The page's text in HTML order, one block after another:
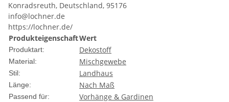
Konradsreuth, Deutschland, 95176
info@lochner.de
https://lochner.de/
ProdukteigenschaftWert
Produktart: Dekostoff
Material: Mischgewebe
Stil: Landhaus
Länge: Nach Maß
Passend für: Vorhänge & Gardinen